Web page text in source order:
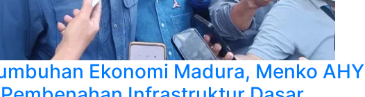
Ekonomi Madura, Menko AHY